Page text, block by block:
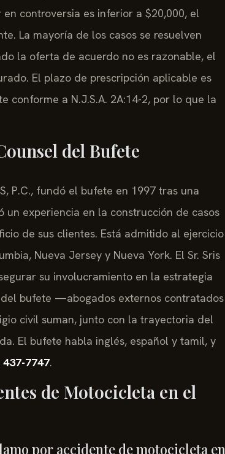
en controversia es inferior a $20,000, el
La mayoría de los casos se resuelven
la oferta de acuerdo no es razonable, el
El plazo de prescripción aplicable es
conforme a N.J.S.A. 2A:14-2, por lo que la
del Bufete
P.C., fundó el bufete en 1997 tras una
un experiencia en la construcción de casos
de sus clientes. Está admitido al ejercicio
Nueva Jersey y Nueva York. El Sr. Sris
su involucramiento en la estrategia
bufete —abogados externos contratados
civil suman, junto con la trayectoria del
El bufete habla inglés, español y tamil, y
437-7747.
de Motocicleta en el
por accidente de motocicleta en